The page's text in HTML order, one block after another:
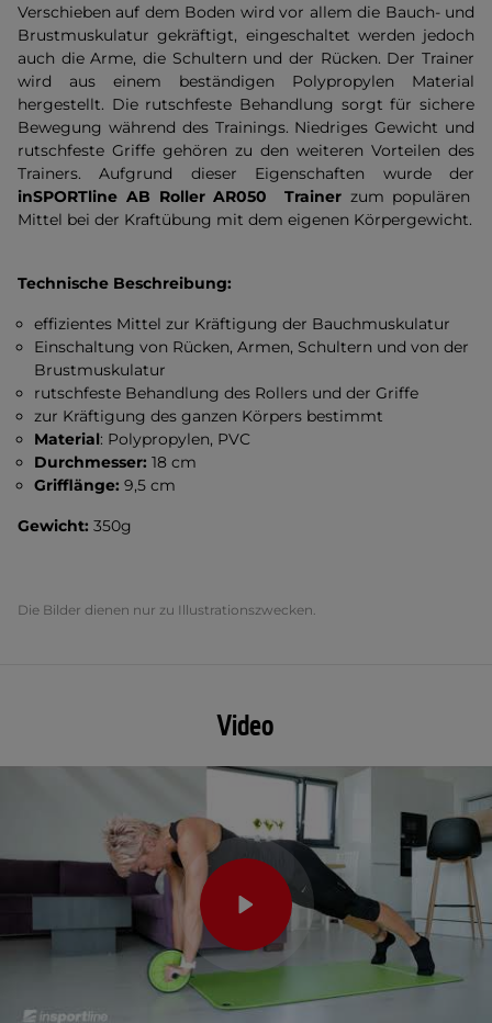
Verschieben auf dem Boden wird vor allem die Bauch- und
Brustmuskulatur gekräftigt, eingeschaltet werden jedoch
auch die Arme, die Schultern und der Rücken. Der Trainer
wird aus einem beständigen Polypropylen Material
hergestellt. Die rutschfeste Behandlung sorgt für sichere
Bewegung während des Trainings. Niedriges Gewicht und
rutschfeste Griffe gehören zu den weiteren Vorteilen des
Trainers. Aufgrund dieser Eigenschaften wurde der
inSPORTline AB Roller AR050 Trainer zum populären
Mittel bei der Kraftübung mit dem eigenen Körpergewicht.
Technische Beschreibung:
effizientes Mittel zur Kräftigung der Bauchmuskulatur
Einschaltung von Rücken, Armen, Schultern und von der
Brustmuskulatur
rutschfeste Behandlung des Rollers und der Griffe
zur Kräftigung des ganzen Körpers bestimmt
Material: Polypropylen, PVC
Durchmesser:18 cm
Grifflänge:9,5 cm
Gewicht: 350g
Die Bilder dienen nur zu Illustrationszwecken.
Video